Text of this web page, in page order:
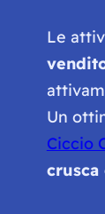
Le
Un
Ciccio
crusca